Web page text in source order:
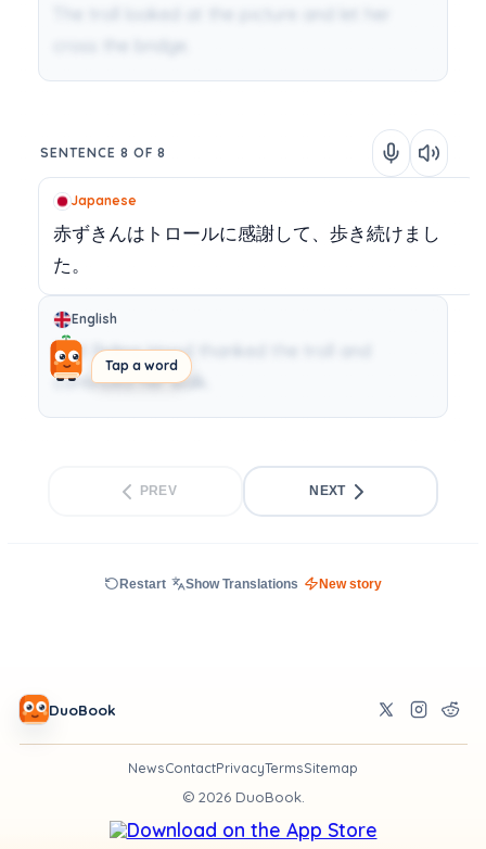
Tap a word
The troll looked at the picture and let her
cross the bridge.
SENTENCE 8 OF 8
Japanese
赤ずきんはトロールに感謝して、歩き続けまし
た。
English
Red Riding Hood thanked the troll and
continued her walk.
PREV NEXT
Restart Show Translations New story
DuoBook
NewsContactPrivacyTermsSitemap
© 2026DuoBook.